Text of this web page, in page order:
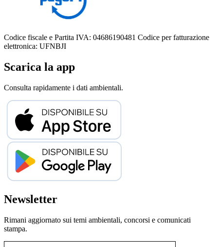
Codice fiscale e Partita IVA: 04686190481 Codice per fatturazione
elettronica: UFNBJI
Scarica la app
Consulta rapidamente i dati ambientali.
Newsletter
Rimani aggiornato sui temi ambientali, concorsi e comunicati
stampa.